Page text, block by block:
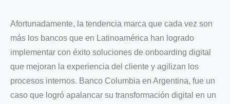
Afortunadamente, la tendencia marca que cada vez son
más los bancos que en Latinoamérica han logrado
implementar con éxito soluciones de onboarding digital
que mejoran la experiencia del cliente y agilizan los
procesos internos. Banco Columbia en Argentina, fue un
caso que logró apalancar su transformación digital en un